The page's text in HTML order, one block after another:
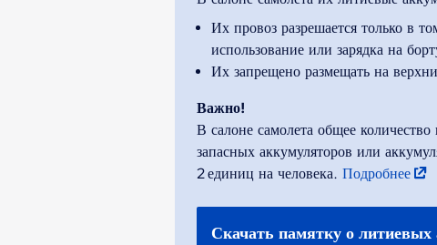
Их провоз разрешается только в
использование или зарядка на
Их запрещено размещать на
Важно!
В салоне самолета общее
запасных аккумуляторов или
2 единиц на человека. Подробнее
Скачать памятку о литиевых